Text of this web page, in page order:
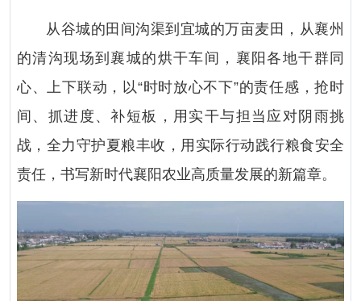
从谷城的田间沟渠到宜城的万亩麦田，从襄州
的清沟现场到襄城的烘干车间，襄阳各地干群同
心、上下联动，以“时时放心不下”的责任感，抢时
间、抓进度、补短板，用实干与担当应对阴雨挑
战，全力守护夏粮丰收，用实际行动践行粮食安全
责任，书写新时代襄阳农业高质量发展的新篇章。